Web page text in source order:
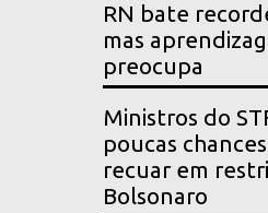
RN bate
mas
preocupa
Ministros do
poucas
recuar em
Bolsonaro